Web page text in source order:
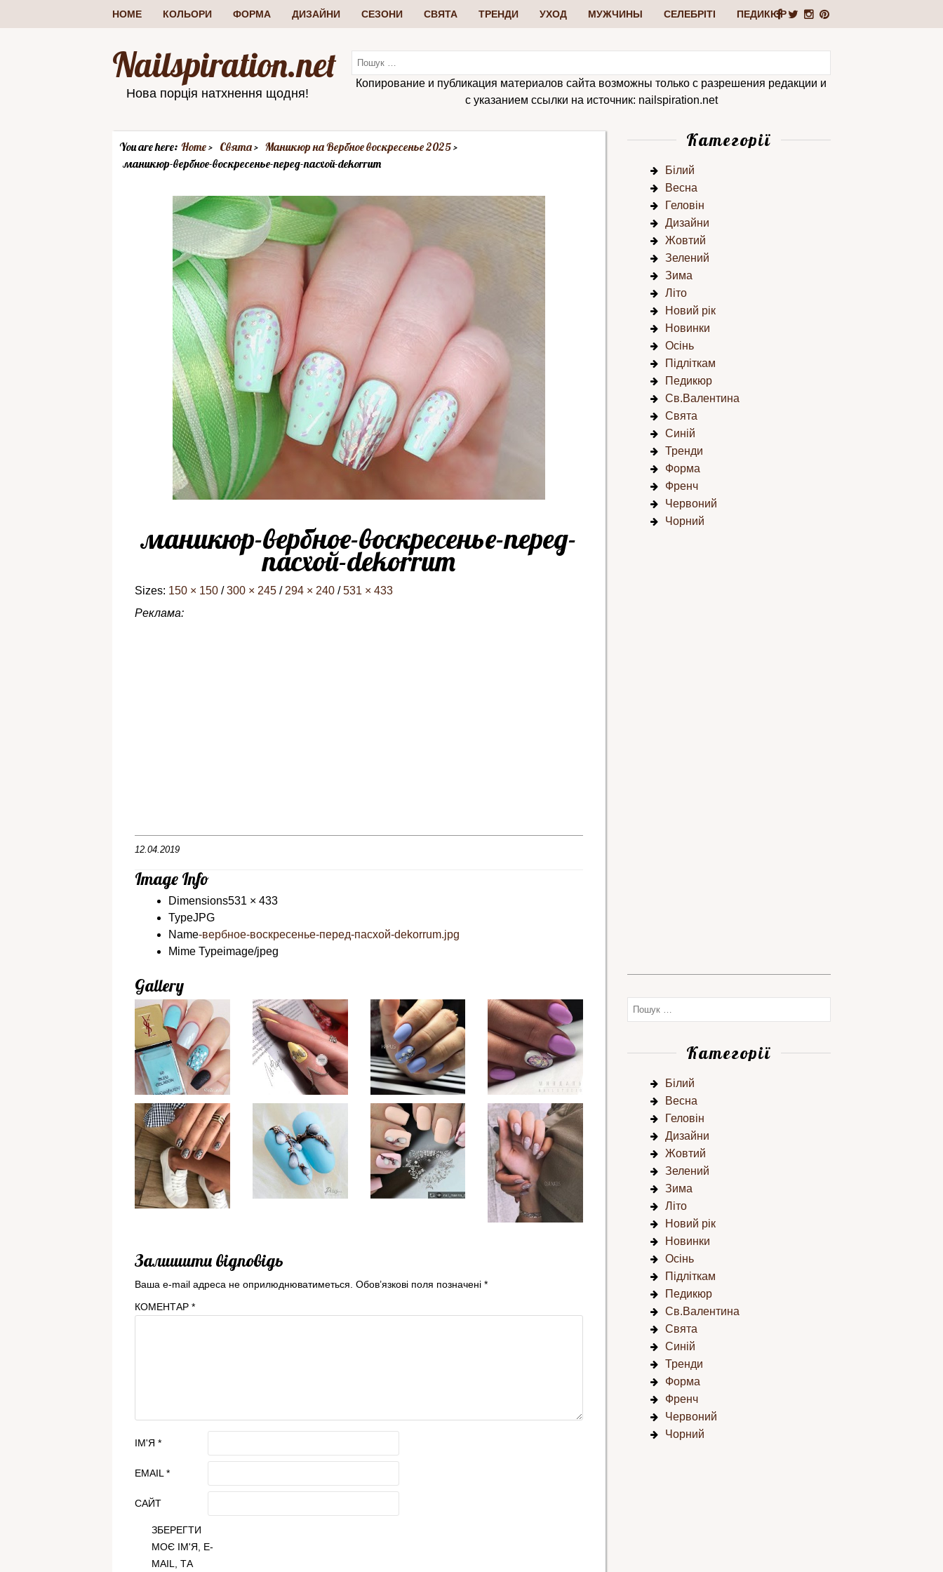
HOME КОЛЬОРИ ФОРМА ДИЗАЙНИ СЕЗОНИ СВЯТА ТРЕНДИ УХОД МУЖЧИНЫ СЕЛЕБРІТІ ПЕДИКЮР
Nailspiration.net
Нова порція натхнення щодня!
Копирование и публикация материалов сайта возможны только с разрешения редакции и
с указанием ссылки на источник: nailspiration.net
You are here: Home Свята
Маникюр на Вербное воскресенье 2025
маникюр-вербное-воскресенье-перед-пасхой-dekorrum
маникюр-вербное-воскресенье-перед-
пасхой-dekorrum
Sizes: 150 × 150 / 300 × 245 / 294 × 240 / 531 × 433
Реклама:
12.04.2019
Image Info
Dimensions531 × 433
TypeJPG
Name-вербное-воскресенье-перед-пасхой-dekorrum.jpg
Mime Typeimage/jpeg
Gallery
Залишити відповідь
Ваша e-mail адреса не оприлюднюватиметься. Обов’язкові поля позначені *
КОМЕНТАР *
ІМ'Я *
EMAIL *
САЙТ
ЗБЕРЕГТИ
МОЄ ІМ'Я, E-
MAIL, ТА
Категорії
Білий
Весна
Геловін
Дизайни
Жовтий
Зелений
Зима
Літо
Новий рік
Новинки
Осінь
Підліткам
Педикюр
Св.Валентина
Свята
Синій
Тренди
Форма
Френч
Червоний
Чорний
Категорії
Білий
Весна
Геловін
Дизайни
Жовтий
Зелений
Зима
Літо
Новий рік
Новинки
Осінь
Підліткам
Педикюр
Св.Валентина
Свята
Синій
Тренди
Форма
Френч
Червоний
Чорний